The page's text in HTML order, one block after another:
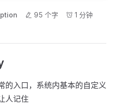
95 个字 1 分钟
的入口，系统内基本的自定义
人记住